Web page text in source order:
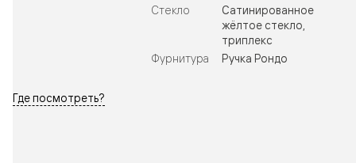
Стекло
Сатинированное
жёлтое стекло,
триплекс
Фурнитура
Ручка Рондо
Где посмотреть?